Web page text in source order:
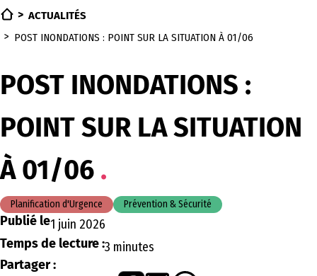
ACTUALITÉS
POST INONDATIONS : POINT SUR LA SITUATION À 01/06
POST INONDATIONS :
POINT SUR LA SITUATION
À 01/06
Planification d'Urgence Prévention & Sécurité
Publié le1 juin 2026
Temps de lecture :3 minutes
Partager :